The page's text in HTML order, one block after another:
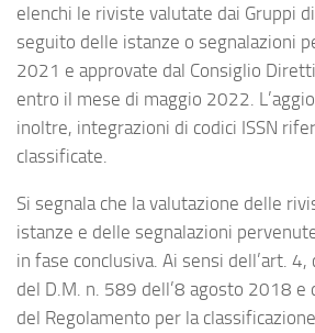
elenchi le riviste valutate dai Gruppi
seguito delle istanze o segnalazioni
2021 e approvate dal Consiglio
entro il mese di maggio 2022.
inoltre, integrazioni di codici ISSN
classificate.
Si segnala che la valutazione delle
istanze e delle segnalazioni
in fase conclusiva. Ai sensi dell’art.
del D.M. n. 589 dell’8 agosto 2018 e
del Regolamento per la